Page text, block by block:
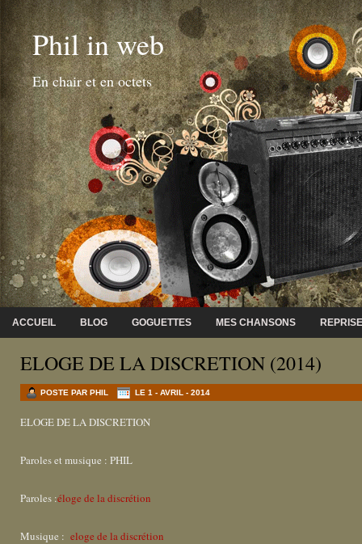
Phil in web
En chair et en octets
ACCUEIL BLOG GOGUETTES MES CHANSONS
ELOGE DE LA DISCRETION (2014)
POSTE PAR PHIL LE 1 - AVRIL - 2014
ELOGE DE LA DISCRETION
Paroles et musique : PHIL
Paroles :éloge de la discrétion
Musique : eloge de la discrétion